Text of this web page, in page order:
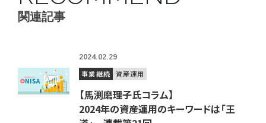
関連記事
2024.02.29
事業継続 資産運用
【馬渕磨理子氏コラム】
2024年の資産運用のキーワードは「王